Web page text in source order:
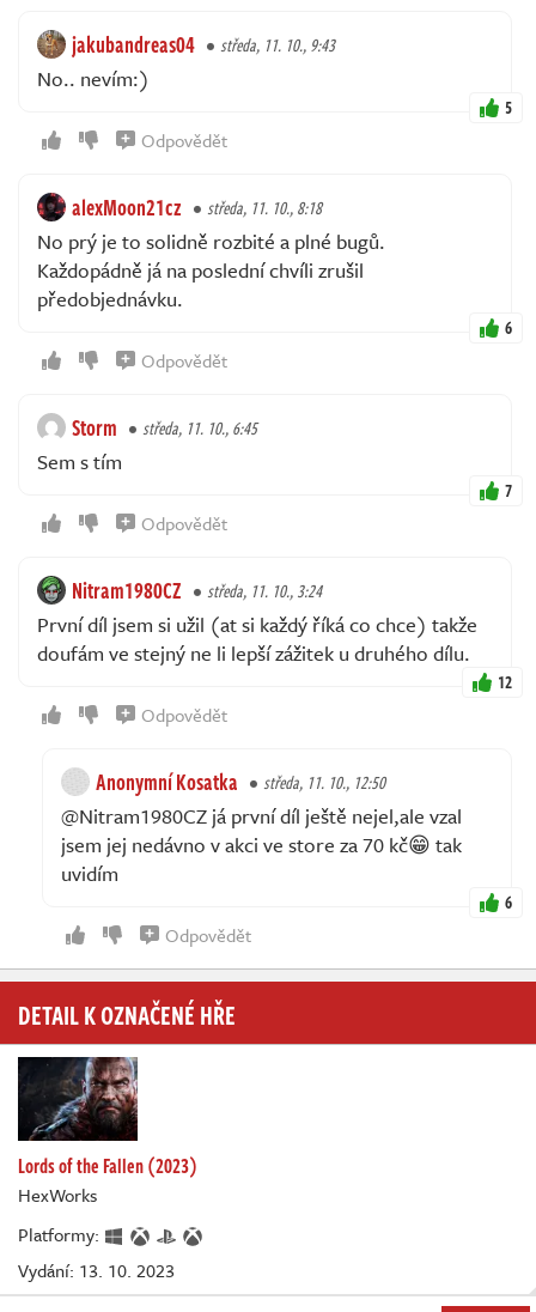
jakubandreas04 středa, 11. 10., 9:43
No.. nevím:)
5
Odpovědět
alexMoon21cz středa, 11. 10., 8:18
No prý je to solidně rozbité a plné bugů.
Každopádně já na poslední chvíli zrušil
předobjednávku.
6
Odpovědět
Storm středa, 11. 10., 6:45
Sem s tím
7
Odpovědět
Nitram1980CZ středa, 11. 10., 3:24
První díl jsem si užil (at si každý říká co chce) takže
doufám ve stejný ne li lepší zážitek u druhého dílu.
12
Odpovědět
Anonymní Kosatka středa, 11. 10., 12:50
@Nitram1980CZ já první díl ještě nejel,ale vzal
jsem jej nedávno v akci ve store za 70 kč😁 tak
uvidím
6
Odpovědět
DETAIL K OZNAČENÉ HŘE
Lords of the Fallen (2023)
HexWorks
Platformy:
Vydání: 13. 10. 2023